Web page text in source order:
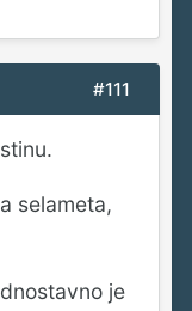
#111
selameta,
je